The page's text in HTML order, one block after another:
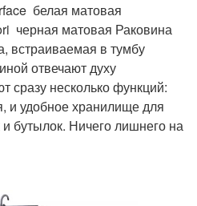
белая матовая
черная матовая Раковина
встраиваемая в тумбу
отвечают духу
несколько функций:
и удобное хранилище для
бутылок. Ничего лишнего на